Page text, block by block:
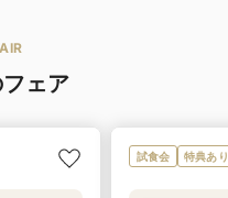
エディング経由で会場の見
ていただいた場合にのみ適
ェア
試食会 特典あり